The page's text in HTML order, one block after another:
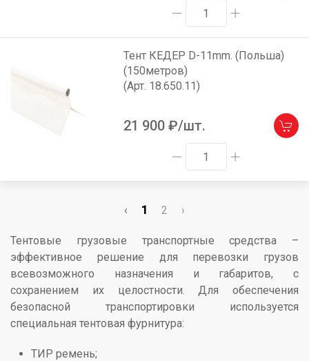
Тент КЕДЕР D-11mm. (Польша)
(150метров)
(Арт. 18.650.11)
21 900 ₽/шт.
‹ 1 2 ›
Тентовые грузовые транспортные средства –
эффективное решение для перевозки грузов
всевозможного назначения и габаритов, с
сохранением их целостности. Для обеспечения
безопасной транспортировки используется
специальная тентовая фурнитура:
ТИР ремень;